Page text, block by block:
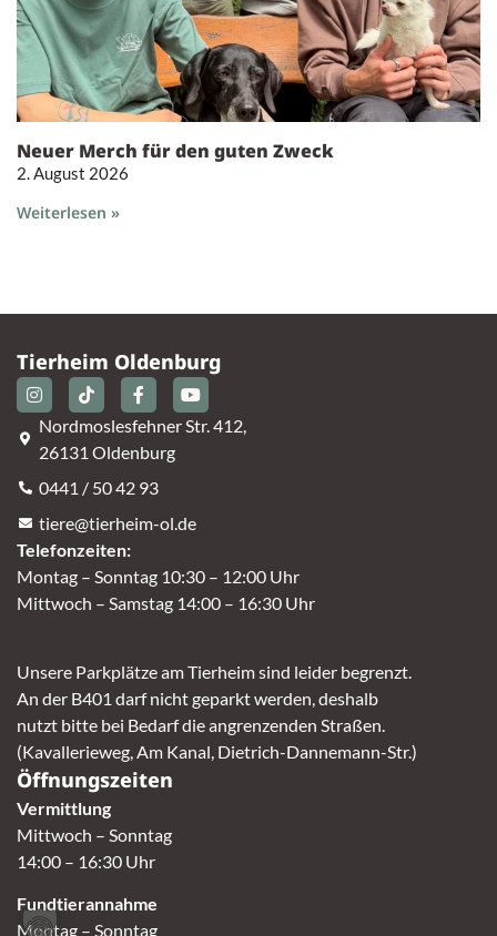
Neuer Merch für den guten Zweck
2. August 2026
Weiterlesen »
Tierheim Oldenburg
Nordmoslesfehner Str. 412,
26131 Oldenburg
0441 / 50 42 93
tiere@tierheim-ol.de
Telefonzeiten:
Montag – Sonntag 10:30 – 12:00 Uhr
Mittwoch – Samstag 14:00 – 16:30 Uhr
Unsere Parkplätze am Tierheim sind leider begrenzt.
An der B401 darf nicht geparkt werden, deshalb
nutzt bitte bei Bedarf die angrenzenden Straßen.
(Kavallerieweg, Am Kanal, Dietrich-Dannemann-Str.)
Öffnungszeiten
Vermittlung
Mittwoch – Sonntag
14:00 – 16:30 Uhr
Fundtierannahme
Montag – Sonntag